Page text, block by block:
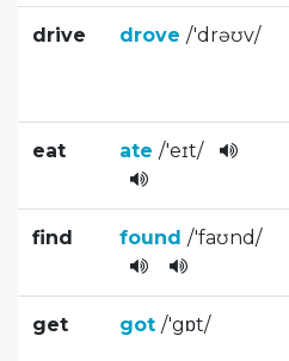
drive drove /'drəʊv/
eat ate /'eɪt/
find found /'faʊnd/
get got /'gɒt/